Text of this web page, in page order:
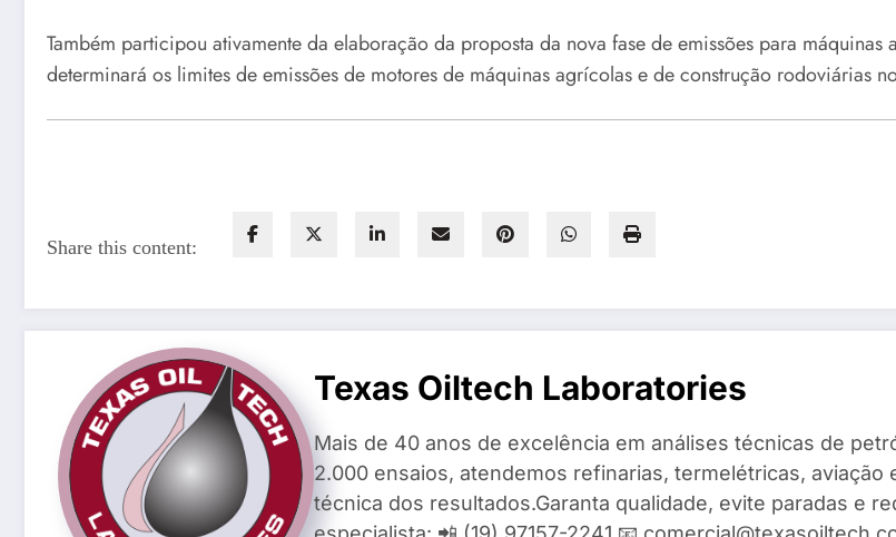
Também participou ativamente da elaboração da proposta da nova fase de emissões para
determinará os limites de emissões de motores de máquinas agrícolas e de construção rodoviárias
Share this content:
Texas Oiltech Laboratories
Mais de 40 anos de excelência em análises técnicas de
2.000 ensaios, atendemos refinarias, termelétricas,
técnica dos resultados.Garanta qualidade, evite paradas e